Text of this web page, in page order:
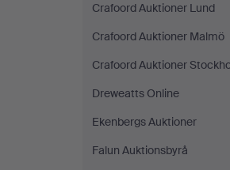
Crafoord Auktioner Lund
Crafoord Auktioner Malmö
Crafoord Auktioner
Dreweatts Online
Ekenbergs Auktioner
Falun Auktionsbyrå